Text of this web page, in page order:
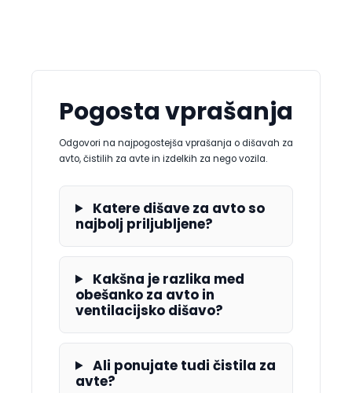
Pogosta vprašanja
Odgovori na najpogostejša vprašanja o dišavah za
avto, čistilih za avte in izdelkih za nego vozila.
Katere dišave za avto so
najbolj priljubljene?
Kakšna je razlika med
obešanko za avto in
ventilacijsko dišavo?
Ali ponujate tudi čistila za
avte?